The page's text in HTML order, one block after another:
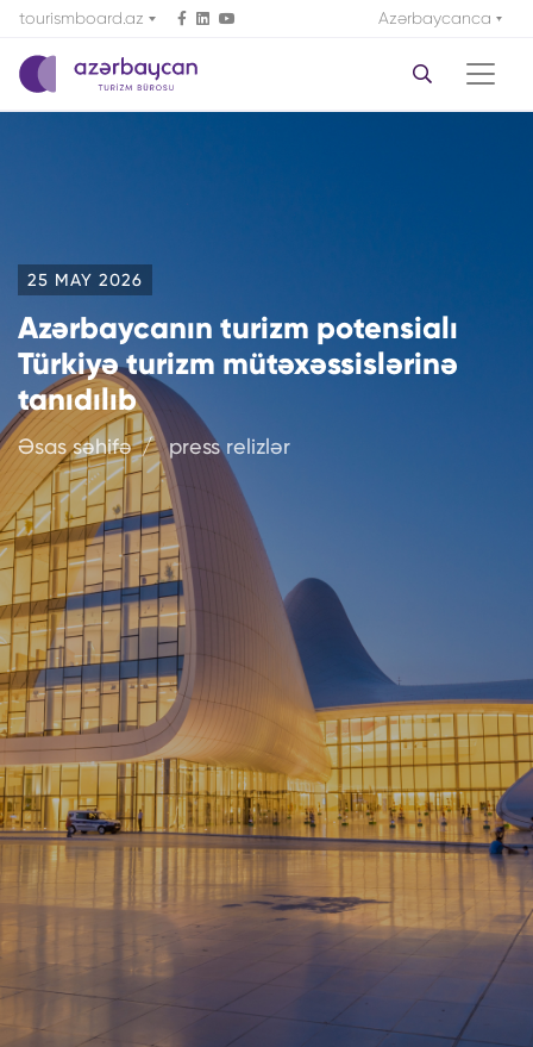
tourismboard.az Azərbaycanca
25 MAY 2026
Azərbaycanın turizm potensialı
Türkiyə turizm mütəxəssislərinə
tanıdılıb
Əsas səhifə press relizlər